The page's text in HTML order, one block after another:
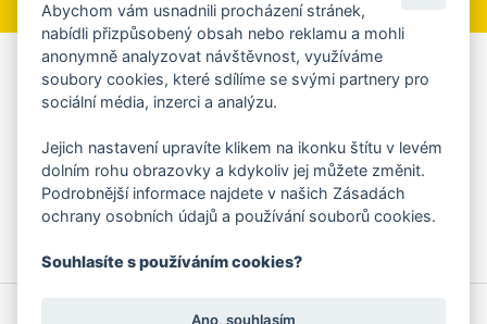
Aplikace Mobilní rozhlas
Chcete dostávat do svého mobilu či mailu upozornění na
ankety, pozvánky na kulturní a sportovní akce?
Více informací o aplikaci
Abychom vám usnadnili procházení stránek,
nabídli přizpůsobený obsah nebo reklamu a mohli
anonymně analyzovat návštěvnost, využíváme
soubory cookies, které sdílíme se svými partnery pro
sociální média, inzerci a analýzu.
Jejich nastavení upravíte klikem na ikonku štítu v levém
dolním rohu obrazovky a kdykoliv jej můžete změnit.
Podrobnější informace najdete v našich Zásadách
ochrany osobních údajů a používání souborů cookies.
Souhlasíte s používáním cookies?
Ano, souhlasím